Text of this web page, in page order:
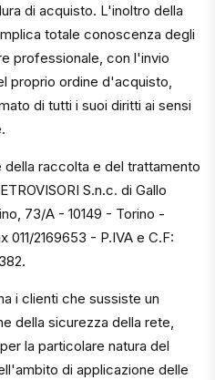
di acquisto. L'inoltro della
totale conoscenza degli
professionale, con l'invio
proprio ordine d'acquisto,
di tutti i suoi diritti ai sensi
della raccolta e del trattamento
S.n.c. di Gallo
73/A - 10149 - Torino -
011/2169653 - P.IVA e C.F:
i clienti che sussiste un
della sicurezza della rete,
la particolare natura del
di applicazione delle